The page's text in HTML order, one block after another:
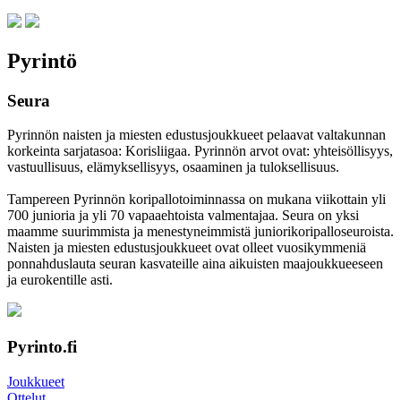
Pyrintö
Seura
Pyrinnön naisten ja miesten edustusjoukkueet pelaavat valtakunnan
korkeinta sarjatasoa: Korisliigaa. Pyrinnön arvot ovat: yhteisöl­lisyys,
vastuul­lisuus, elämyk­sellisyys, osaaminen ja tulok­sellisuus.
Tampereen Pyrinnön kori­pallo­toimin­nassa on mukana viikottain yli
700 junioria ja yli 70 vapaa­ehtoista valmen­tajaa. Seura on yksi
maamme suurim­mista ja menes­tyneim­mistä juni­ori­kori­pallo­seuroista.
Naisten ja miesten edustus­joukkueet ovat olleet vuosi­kymmeniä
ponnahdus­lauta seuran kasvateille aina aikuisten maa­joukkueeseen
ja euro­kentille asti.
Pyrinto.fi
Joukkueet